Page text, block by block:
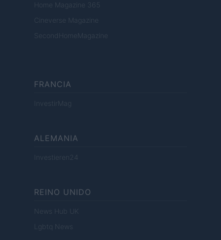
Home Magazine 365
Cineverse Magazine
SecondHomeMagazine
FRANCIA
InvestirMag
ALEMANIA
Investieren24
REINO UNIDO
News Hub UK
Lgbtq News